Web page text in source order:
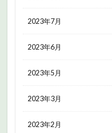
2023年7月
2023年6月
2023年5月
2023年3月
2023年2月